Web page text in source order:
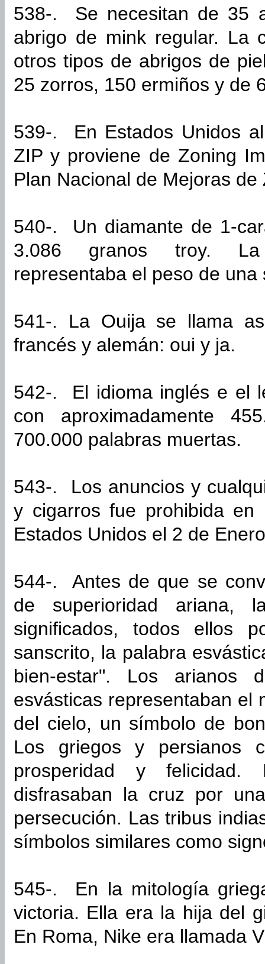
538-. Se necesitan de 35
abrigo de mink regular. La
otros tipos de abrigos de
25 zorros, 150 ermiños y de
539-. En Estados Unidos
ZIP y proviene de Zoning
Plan Nacional de Mejoras de
540-. Un diamante de 1-
3.086 granos troy. La
representaba el peso de
541-. La Ouija se llama
francés y alemán: oui y ja.
542-. El idioma inglés e el
con aproximadamente
700.000 palabras muertas.
543-. Los anuncios y
y cigarros fue prohibida
Estados Unidos el 2 de
544-. Antes de que se
de superioridad ariana,
significados, todos ellos
sanscrito, la palabra
bien-estar". Los
esvásticas representaban el
del cielo, un símbolo de
Los griegos y persianos
prosperidad y felicidad.
disfrasaban la cruz por
persecución. Las tribus
símbolos similares como
545-. En la mitología
victoria. Ella era la hija del
En Roma, Nike era llamada